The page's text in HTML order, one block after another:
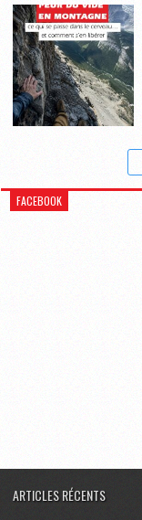
FACEBOOK
ARTICLES RÉCENTS